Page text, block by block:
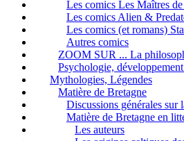
Les comics Les Maîtres
Les comics Alien &
Les comics (et romans)
Autres comics
ZOOM SUR ... La
Psychologie,
Mythologies, Légendes
Matière de Bretagne
Discussions générales sur
Matière de Bretagne en
Les auteurs